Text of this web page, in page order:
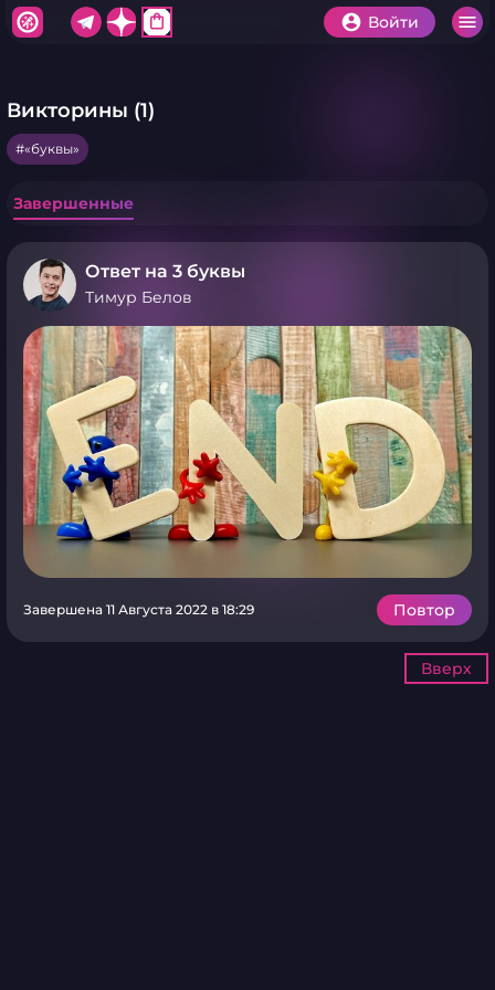
shopping_bag Войти
Викторины (1)
«буквы»
Завершенные
Ответ на 3 буквы
Тимур Белов
Завершена 11 Августа 2022 в 18:29 Повтор
Вверх